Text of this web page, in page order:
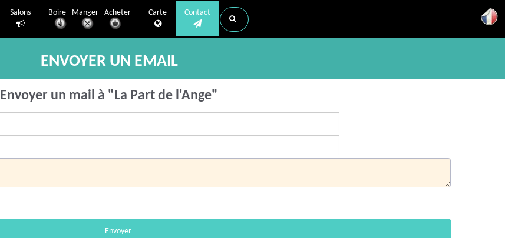
Salons Boire - Manger - Acheter Carte Contact
ENVOYER UN EMAIL
Envoyer un mail à "La Part de l'Ange"
Envoyer